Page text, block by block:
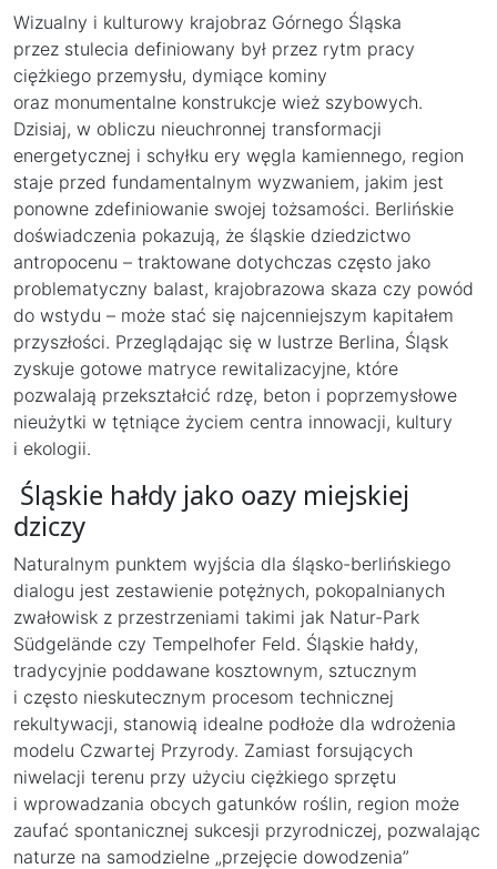
Wizualny i kulturowy krajobraz Górnego Śląska
przez stulecia definiowany był przez rytm pracy
ciężkiego przemysłu, dymiące kominy
oraz monumentalne konstrukcje wież szybowych.
Dzisiaj, w obliczu nieuchronnej transformacji
energetycznej i schyłku ery węgla kamiennego, region
staje przed fundamentalnym wyzwaniem, jakim jest
ponowne zdefiniowanie swojej tożsamości. Berlińskie
doświadczenia pokazują, że śląskie dziedzictwo
antropocenu – traktowane dotychczas często jako
problematyczny balast, krajobrazowa skaza czy powód
do wstydu – może stać się najcenniejszym kapitałem
przyszłości. Przeglądając się w lustrze Berlina, Śląsk
zyskuje gotowe matryce rewitalizacyjne, które
pozwalają przekształcić rdzę, beton i poprzemysłowe
nieużytki w tętniące życiem centra innowacji, kultury
i ekologii.
Śląskie hałdy jako oazy miejskiej
dziczy
Naturalnym punktem wyjścia dla śląsko-berlińskiego
dialogu jest zestawienie potężnych, pokopalnianych
zwałowisk z przestrzeniami takimi jak Natur-Park
Südgelände czy Tempelhofer Feld. Śląskie hałdy,
tradycyjnie poddawane kosztownym, sztucznym
i często nieskutecznym procesom technicznej
rekultywacji, stanowią idealne podłoże dla wdrożenia
modelu Czwartej Przyrody. Zamiast forsujących
niwelacji terenu przy użyciu ciężkiego sprzętu
i wprowadzania obcych gatunków roślin, region może
zaufać spontanicznej sukcesji przyrodniczej, pozwalając
naturze na samodzielne „przejęcie dowodzenia”